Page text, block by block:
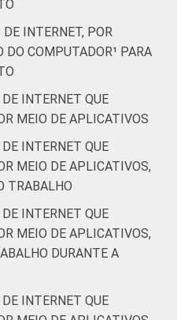
INTERNET, POR
DO COMPUTADOR¹ PARA
INTERNET QUE
MEIO DE APLICATIVOS
INTERNET QUE
MEIO DE APLICATIVOS,
TRABALHO
INTERNET QUE
MEIO DE APLICATIVOS,
DURANTE A
INTERNET QUE